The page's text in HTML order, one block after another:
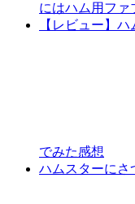
にはハム用ファ
【レビュー】
でみた感想
ハムスターにさ